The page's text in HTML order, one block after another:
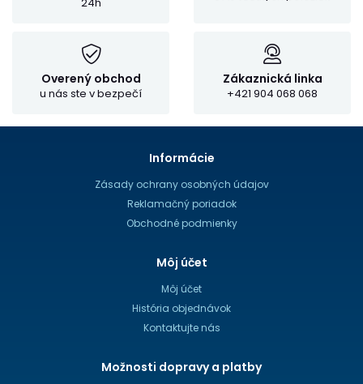
Overený obchod
u nás ste v bezpečí
Zákaznická linka
+421 904 068 068
Informácie
Zásady ochrany osobných údajov
Reklamačný poriadok
Obchodné podmienky
Môj účet
Môj účet
História objednávok
Kontaktujte nás
Možnosti dopravy a platby